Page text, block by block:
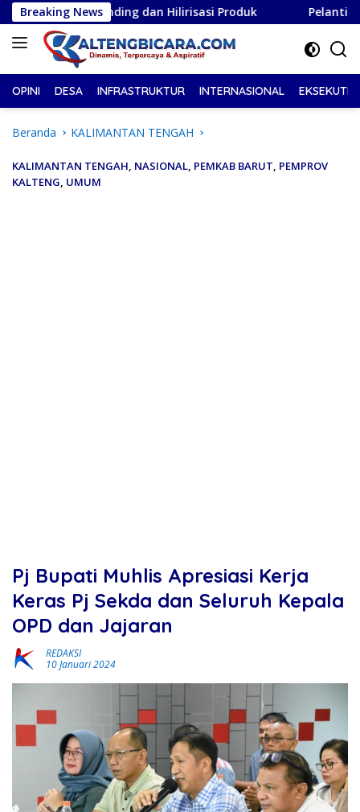
Langsung
ke
konten
Breaking News
dan Hilirisasi Produk Pelantikan DPD PSI
OPINI DESA INFRASTRUKTUR INTERNASIONAL EKSEKUTIF
Beranda KALIMANTAN TENGAH
KALIMANTAN TENGAH, NASIONAL, PEMKAB BARUT, PEMPROV
KALTENG, UMUM
Pj Bupati Muhlis Apresiasi Kerja
Keras Pj Sekda dan Seluruh Kepala
OPD dan Jajaran
REDAKSI
10 Januari 2024